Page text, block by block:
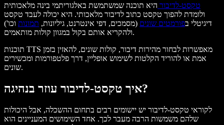
טקסט‑לדיבור היא תוכנה שמשתמשת באלגוריתמי בינה מלאכותית
ולומדת להפוך טקסט כתוב לדיבור מלאכותי. היא יכולה לעבד טקסט
דיגיטלי בפורמטים שונים (מסמכים, דפי אינטרנט, גיליונות, תמונות וכו')
ולהקריא אותם בקול במגוון קולות מותאמים.
תוכנות TTS מאפשרות לבחור מהירות דיבור, קולות שונים, להאזין בזמן
אמת או להוריד הקלטות לשימוש אופליין, דרך פלטפורמות ומכשירים
שונים.
איך טקסט‑לדיבור עוזר בנהיגה?
לקוראי טקסט‑לדיבור יש יישומים רבים בתחום ההשכלה, אבל היכולות
שלהם משמשות הרבה מעבר לכך. אחד השימושים המעניינים הוא